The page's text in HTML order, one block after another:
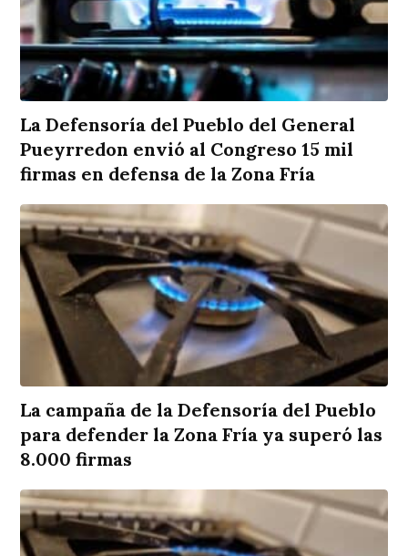
La Defensoría del Pueblo del General
Pueyrredon envió al Congreso 15 mil
firmas en defensa de la Zona Fría
La campaña de la Defensoría del Pueblo
para defender la Zona Fría ya superó las
8.000 firmas